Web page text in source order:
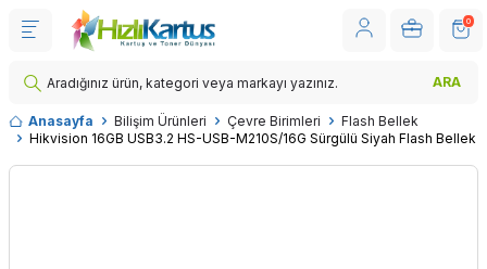
ARA
0
Anasayfa Bilişim Ürünleri Çevre Birimleri
Flash Bellek
Hikvision 16GB USB3.2 HS-USB-M210S/16G Sürgülü Siyah Flash Bellek